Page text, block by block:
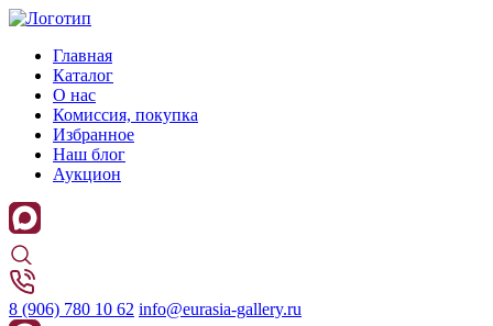
Главная
Каталог
О нас
Комиссия, покупка
Избранное
Наш блог
Аукцион
8 (906) 780 10 62 info@eurasia-gallery.ru